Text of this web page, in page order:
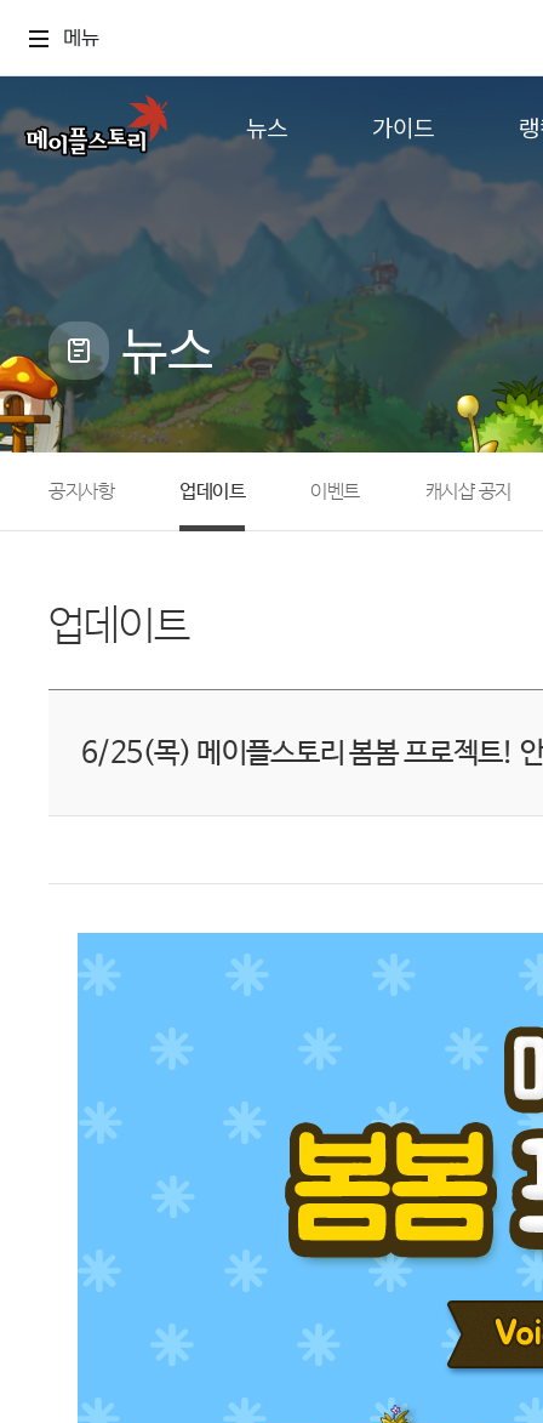
메뉴
뉴스
공지사항
업데이트
캐시샵 공지
메이플 알림판
with maple
가이드
게임정보
직업소개
확률형 아이템
NEXON NOW
뉴스
공지사항 업데이트 이벤트 캐시샵 공지
업데이트
6/25(목) 메이플스토리 봄봄 프로젝트!